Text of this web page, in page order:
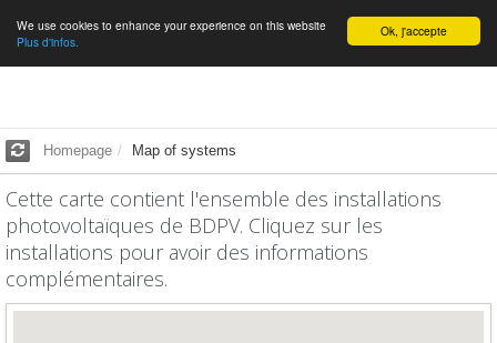
English Ok, j'accepte
We use cookies to enhance your experience on this website
Plus d'infos.
Homepage Map of systems
Cette carte contient l'ensemble des installations
photovoltaïques de BDPV. Cliquez sur les
installations pour avoir des informations
complémentaires.